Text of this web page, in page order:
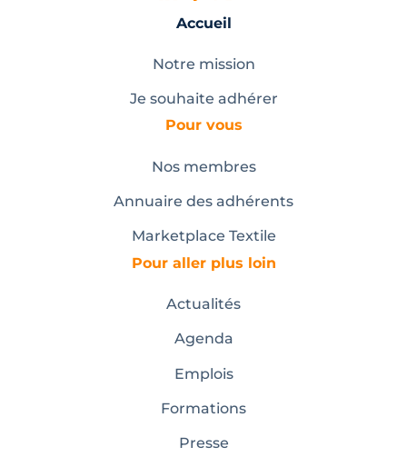
Accueil
Notre mission
Je souhaite adhérer
Pour vous
Nos membres
Annuaire des adhérents
Marketplace Textile
Pour aller plus loin
Actualités
Agenda
Emplois
Formations
Presse